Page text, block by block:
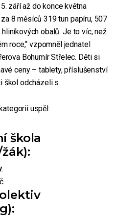
září až do konce května
8 měsíců 319 tun papíru, 507
obalů. Je to víc, než
roce,“ vzpomněl jednatel
Bohumír Střelec. Děti si
ceny – tablety, příslušenství
škol odcházeli s
uspěl:
škola
.